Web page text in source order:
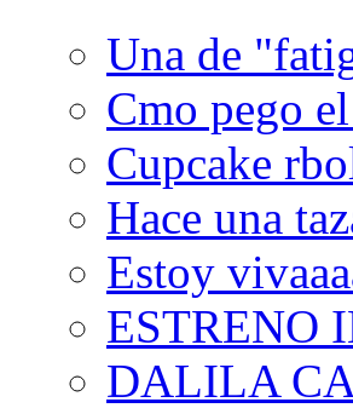
Una de
Cmo pego
Cupcake
Hace una
Estoy
ESTRENO
DALILA